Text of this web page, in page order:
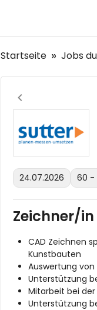
Startseite Jobs
24.07.2026 60 -
Zeichner/
CAD Zeichnen
Kunstbauten
Auswertung
Unterstützung
Mitarbeit bei
Unterstützung